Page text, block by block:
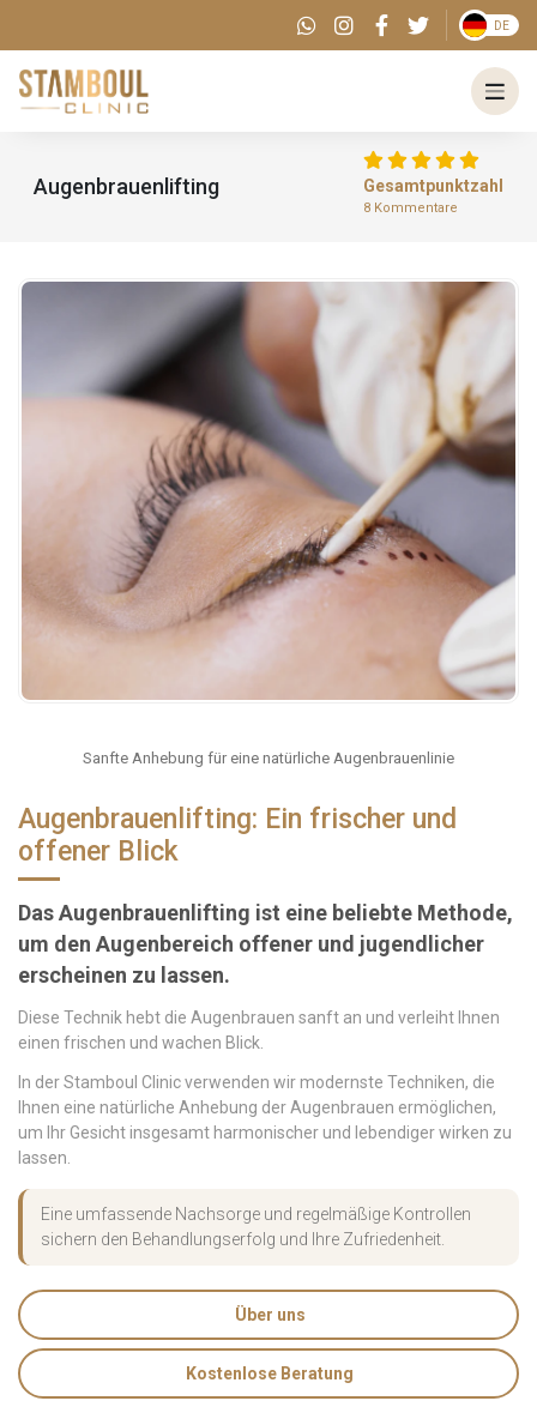
DE
Augenbrauenlifting Gesamtpunktzahl
8 Kommentare
Sanfte Anhebung für eine natürliche Augenbrauenlinie
Augenbrauenlifting: Ein frischer und
offener Blick
Das Augenbrauenlifting ist eine beliebte Methode,
um den Augenbereich offener und jugendlicher
erscheinen zu lassen.
Diese Technik hebt die Augenbrauen sanft an und verleiht Ihnen
einen frischen und wachen Blick.
In der Stamboul Clinic verwenden wir modernste Techniken, die
Ihnen eine natürliche Anhebung der Augenbrauen ermöglichen,
um Ihr Gesicht insgesamt harmonischer und lebendiger wirken zu
lassen.
Eine umfassende Nachsorge und regelmäßige Kontrollen
sichern den Behandlungserfolg und Ihre Zufriedenheit.
Über uns
Kostenlose Beratung